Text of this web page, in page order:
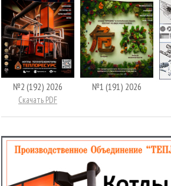
№2 (192) 2026
Скачать PDF
№1 (191) 2026